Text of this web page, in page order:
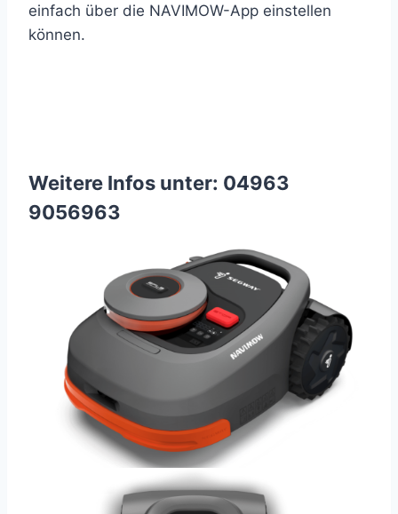
einfach über die NAVIMOW-App einstellen
können.
Weitere Infos unter: 04963
9056963